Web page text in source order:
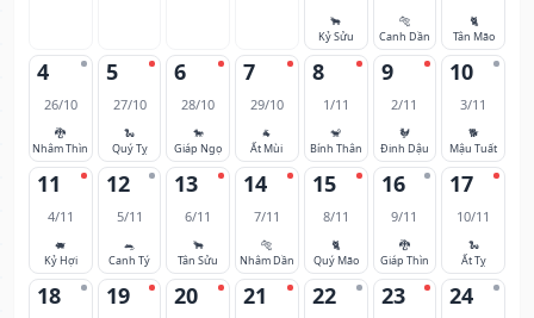
🐂
Kỷ Sửu
🐅
Canh Dần
🐈
Tân Mão
4
26/10
🐉
Nhâm Thìn
5
27/10
🐍
Quý Tỵ
6
28/10
🐎
Giáp Ngọ
7
29/10
🐐
Ất Mùi
8
1/11
🐒
Bính Thân
9
2/11
🐓
Đinh Dậu
10
3/11
🐕
Mậu Tuất
11
4/11
🐖
Kỷ Hợi
12
5/11
🐀
Canh Tý
13
6/11
🐂
Tân Sửu
14
7/11
🐅
Nhâm Dần
15
8/11
🐈
Quý Mão
16
9/11
🐉
Giáp Thìn
17
10/11
🐍
Ất Tỵ
18 19 20 21 22 23 24